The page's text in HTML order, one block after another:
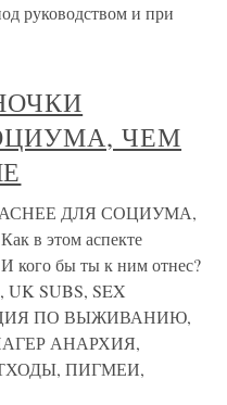
руководством и при
ЧЕМ
ДЛЯ СОЦИУМА,
в этом аспекте
кого бы ты к ним отнес?
SUBS, SEX
ПО ВЫЖИВАНИЮ,
АНАРХИЯ,
ПИГМЕИ,